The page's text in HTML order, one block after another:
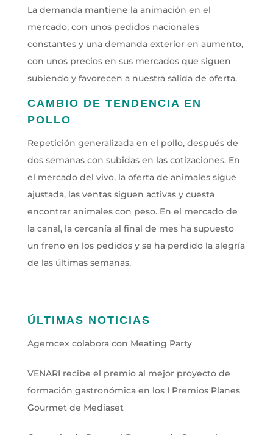
La demanda mantiene la animación en el
mercado, con unos pedidos nacionales
constantes y una demanda exterior en aumento,
con unos precios en sus mercados que siguen
subiendo y favorecen a nuestra salida de oferta.
CAMBIO DE TENDENCIA EN
POLLO
Repetición generalizada en el pollo, después de
dos semanas con subidas en las cotizaciones. En
el mercado del vivo, la oferta de animales sigue
ajustada, las ventas siguen activas y cuesta
encontrar animales con peso. En el mercado de
la canal, la cercanía al final de mes ha supuesto
un freno en los pedidos y se ha perdido la alegría
de las últimas semanas.
ÚLTIMAS NOTICIAS
Agemcex colabora con Meating Party
VENARI recibe el premio al mejor proyecto de
formación gastronómica en los I Premios Planes
Gourmet de Mediaset